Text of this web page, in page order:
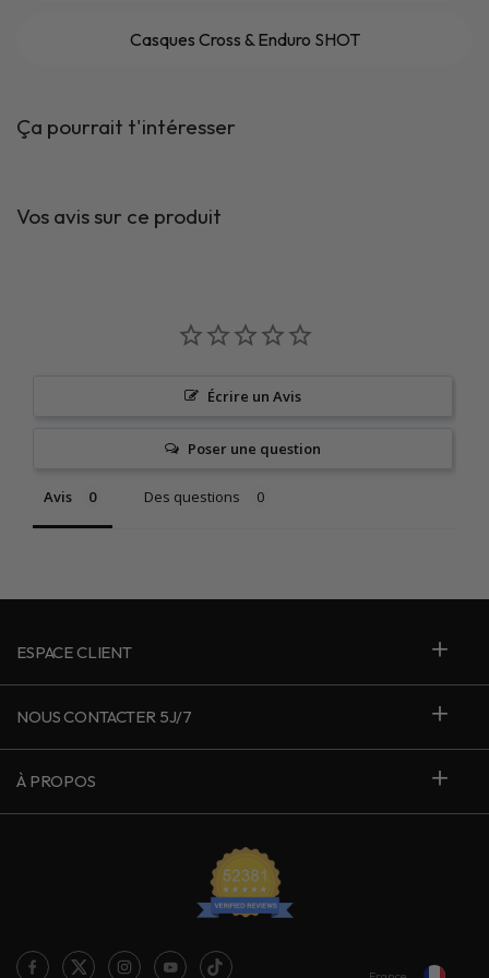
Casques Cross & Enduro SHOT
Ça pourrait t'intéresser
Vos avis sur ce produit
Écrire un Avis
Poser une question
Avis Des questions
ESPACE CLIENT
NOUS CONTACTER 5J/7
À PROPOS